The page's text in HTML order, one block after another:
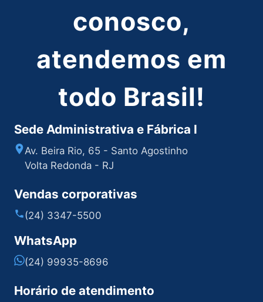
conosco,
atendemos em
todo Brasil!
Sede Administrativa e Fábrica I
Av. Beira Rio, 65 - Santo Agostinho
Volta Redonda - RJ
Vendas corporativas
(24) 3347-5500
WhatsApp
(24) 99935-8696
Horário de atendimento